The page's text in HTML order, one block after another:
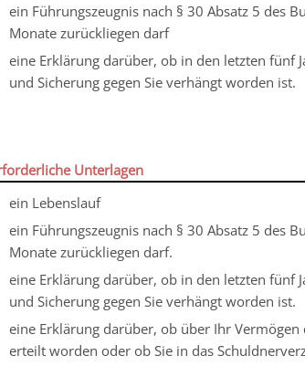
ein Führungszeugnis nach § 30 Absatz 5 des
Monate zurückliegen darf
eine Erklärung darüber, ob in den letzten fünf
und Sicherung gegen Sie verhängt worden ist.
Unterlagen
ein Lebenslauf
ein Führungszeugnis nach § 30 Absatz 5 des
Monate zurückliegen darf.
eine Erklärung darüber, ob in den letzten fünf
und Sicherung gegen Sie verhängt worden ist.
eine Erklärung darüber, ob über Ihr
erteilt worden oder ob Sie in das